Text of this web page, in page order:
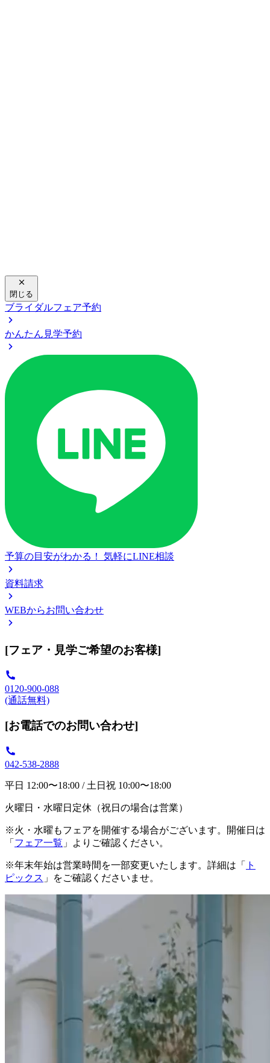
閉じる
ブライダルフェア予約
かんたん見学予約
予算の目安がわかる！ 気軽にLINE相談
資料請求
WEBからお問い合わせ
[フェア・見学ご希望のお客様]
0120-900-088
(通話無料)
[お電話でのお問い合わせ]
042-538-2888
平日 12:00〜18:00 / 土日祝 10:00〜18:00
火曜日・水曜日定休（祝日の場合は営業）
※火・水曜もフェアを開催する場合がございます。開催日は
「 フェア一覧 」よりご確認ください。
※年末年始は営業時間を一部変更いたします。詳細は「
ト
ピックス 」をご確認くださいませ。